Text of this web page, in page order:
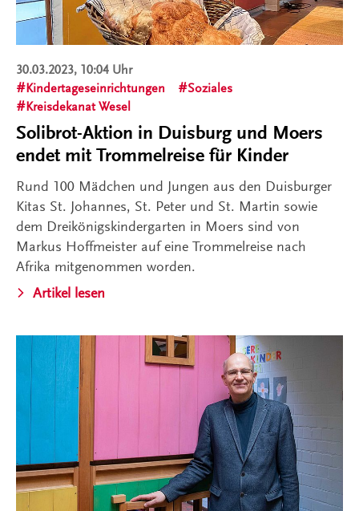
30.03.2023, 10:04 Uhr
Kindertageseinrichtungen
Soziales
Kreisdekanat Wesel
Solibrot-Aktion in Duisburg und Moers
endet mit Trommelreise für Kinder
Rund 100 Mädchen und Jungen aus den Duisburger
Kitas St. Johannes, St. Peter und St. Martin sowie
dem Dreikönigskindergarten in Moers sind von
Markus Hoffmeister auf eine Trommelreise nach
Afrika mitgenommen worden.
Artikel lesen